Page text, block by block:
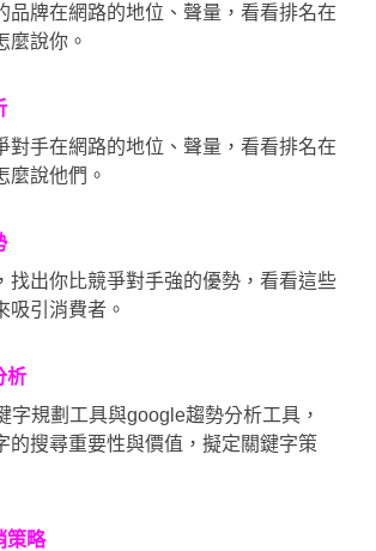
品牌在網路的地位、聲量，看看排名在
麼說你。
對手在網路的地位、聲量，看看排名在
麼說他們。
找出你比競爭對手強的優勢，看看這些
吸引消費者。
析
字規劃工具與google趨勢分析工具，
的搜尋重要性與價值，擬定關鍵字策
策略